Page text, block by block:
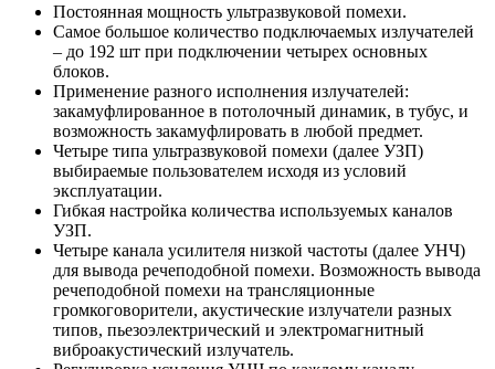
Постоянная мощность ультразвуковой помехи.
Самое большое количество подключаемых излучателей
– до 192 шт при подключении четырех основных
блоков.
Применение разного исполнения излучателей:
закамуфлированное в потолочный динамик, в тубус, и
возможность закамуфлировать в любой предмет.
Четыре типа ультразвуковой помехи (далее УЗП)
выбираемые пользователем исходя из условий
эксплуатации.
Гибкая настройка количества используемых каналов
УЗП.
Четыре канала усилителя низкой частоты (далее УНЧ)
для вывода речеподобной помехи. Возможность вывода
речеподобной помехи на трансляционные
громкоговорители, акустические излучатели разных
типов, пьезоэлектрический и электромагнитный
виброакустический излучатель.